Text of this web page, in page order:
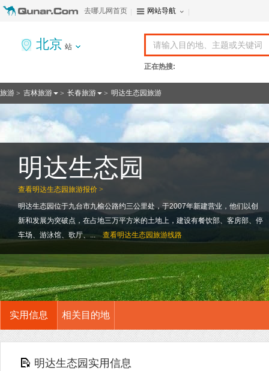
去哪儿网首页 网站导航
北京 站
正在热搜:
旅游 > 吉林旅游 > 长春旅游 > 明达生态园旅游
查看明达生态园旅游报价 >
明达生态园
明达生态园位于九台市九榆公路约三公里处，于2007年新建营业，他们以创
新和发展为突破点，在占地三万平方米的土地上，建设有餐饮部、客房部、停
车场、游泳馆、歌厅、...
查看明达生态园旅游线路
实用信息 相关目的地
明达生态园实用信息